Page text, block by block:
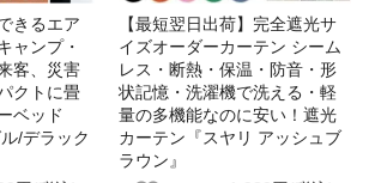
きるエア
ャンプ・
客、災害
クトに畳
ベッド
/デラック
【最短翌日出荷】完全遮光サ
イズオーダーカーテン シーム
レス・断熱・保温・防音・形
状記憶・洗濯機で洗える・軽
量の多機能なのに安い！遮光
カーテン『スヤリ アッシュブ
ラウン』